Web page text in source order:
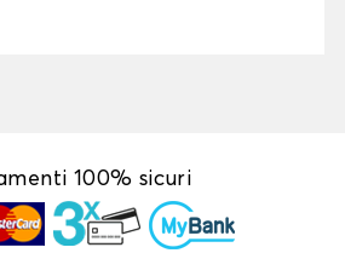
100% sicuri